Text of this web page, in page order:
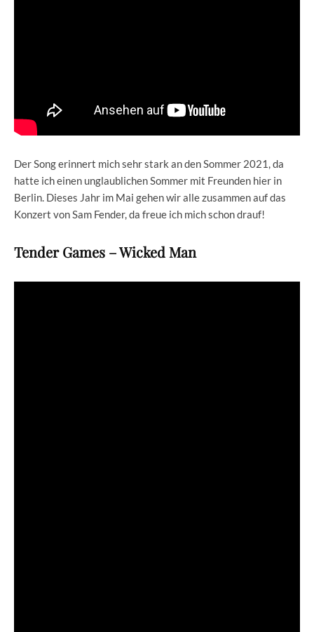
Der Song erinnert mich sehr stark an den Sommer 2021, da
hatte ich einen unglaublichen Sommer mit Freunden hier in
Berlin. Dieses Jahr im Mai gehen wir alle zusammen auf das
Konzert von Sam Fender, da freue ich mich schon drauf!
Tender Games – Wicked Man